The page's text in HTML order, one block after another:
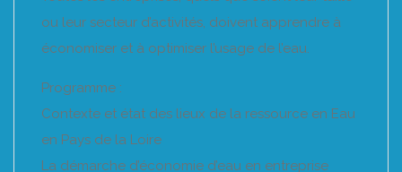
ou leur secteur d’activités, doivent apprendre à
économiser et à optimiser l’usage de l’eau.
Programme :
Contexte et état des lieux de la ressource en Eau
en Pays de la Loire
La démarche d’économie d’eau en entreprise